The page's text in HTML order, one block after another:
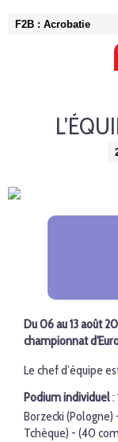
Du 06 au 13 août
championnat
Le chef d’équipe
Podium individuel:
Borzecki (Pologne)
Tchèque) - (40